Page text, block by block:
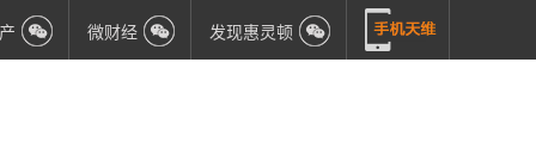
微财经 发现惠灵顿